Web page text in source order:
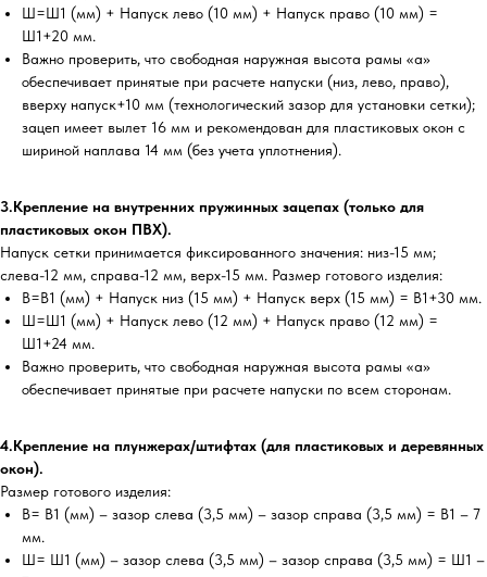
Ш=Ш1 (мм) + Напуск лево (10 мм) + Напуск право (10 мм) =
Ш1+20 мм.
Важно проверить, что свободная наружная высота рамы «а»
обеспечивает принятые при расчете напуски (низ, лево, право),
вверху напуск+10 мм (технологический зазор для установки сетки);
зацеп имеет вылет 16 мм и рекомендован для пластиковых окон с
шириной наплава 14 мм (без учета уплотнения).
3.Крепление на внутренних пружинных зацепах (только для
пластиковых окон ПВХ).
Напуск сетки принимается фиксированного значения: низ-15 мм;
слева-12 мм, справа-12 мм, верх-15 мм. Размер готового изделия:
В=В1 (мм) + Напуск низ (15 мм) + Напуск верх (15 мм) = В1+30 мм.
Ш=Ш1 (мм) + Напуск лево (12 мм) + Напуск право (12 мм) =
Ш1+24 мм.
Важно проверить, что свободная наружная высота рамы «а»
обеспечивает принятые при расчете напуски по всем сторонам.
4.Крепление на плунжерах/штифтах (для пластиковых и деревянных
окон).
Размер готового изделия:
В= В1 (мм) – зазор слева (3,5 мм) – зазор справа (3,5 мм) = В1 – 7
мм.
Ш= Ш1 (мм) – зазор слева (3,5 мм) – зазор справа (3,5 мм) = Ш1 –